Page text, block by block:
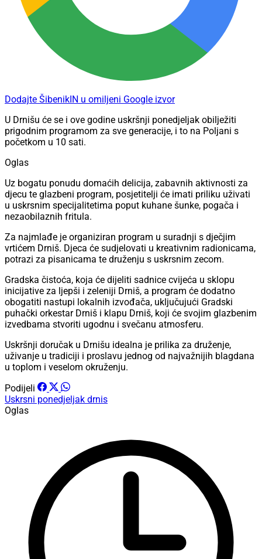
Dodajte ŠibenikIN u omiljeni Google izvor
U Drnišu će se i ove godine uskršnji ponedjeljak obilježiti
prigodnim programom za sve generacije, i to na Poljani s
početkom u 10 sati.
Oglas
Uz bogatu ponudu domaćih delicija, zabavnih aktivnosti za
djecu te glazbeni program, posjetitelji će imati priliku uživati
u uskrsnim specijalitetima poput kuhane šunke, pogača i
nezaobilaznih fritula.
Za najmlađe je organiziran program u suradnji s dječjim
vrtićem Drniš. Djeca će sudjelovati u kreativnim radionicama,
potrazi za pisanicama te druženju s uskrsnim zecom.
Gradska čistoća, koja će dijeliti sadnice cvijeća u sklopu
inicijative za ljepši i zeleniji Drniš, a program će dodatno
obogatiti nastupi lokalnih izvođača, uključujući Gradski
puhački orkestar Drniš i klapu Drniš, koji će svojim glazbenim
izvedbama stvoriti ugodnu i svečanu atmosferu.
Uskršnji doručak u Drnišu idealna je prilika za druženje,
uživanje u tradiciji i proslavu jednog od najvažnijih blagdana
u toplom i veselom okruženju.
Podijeli
Uskrsni ponedjeljak drnis
Oglas